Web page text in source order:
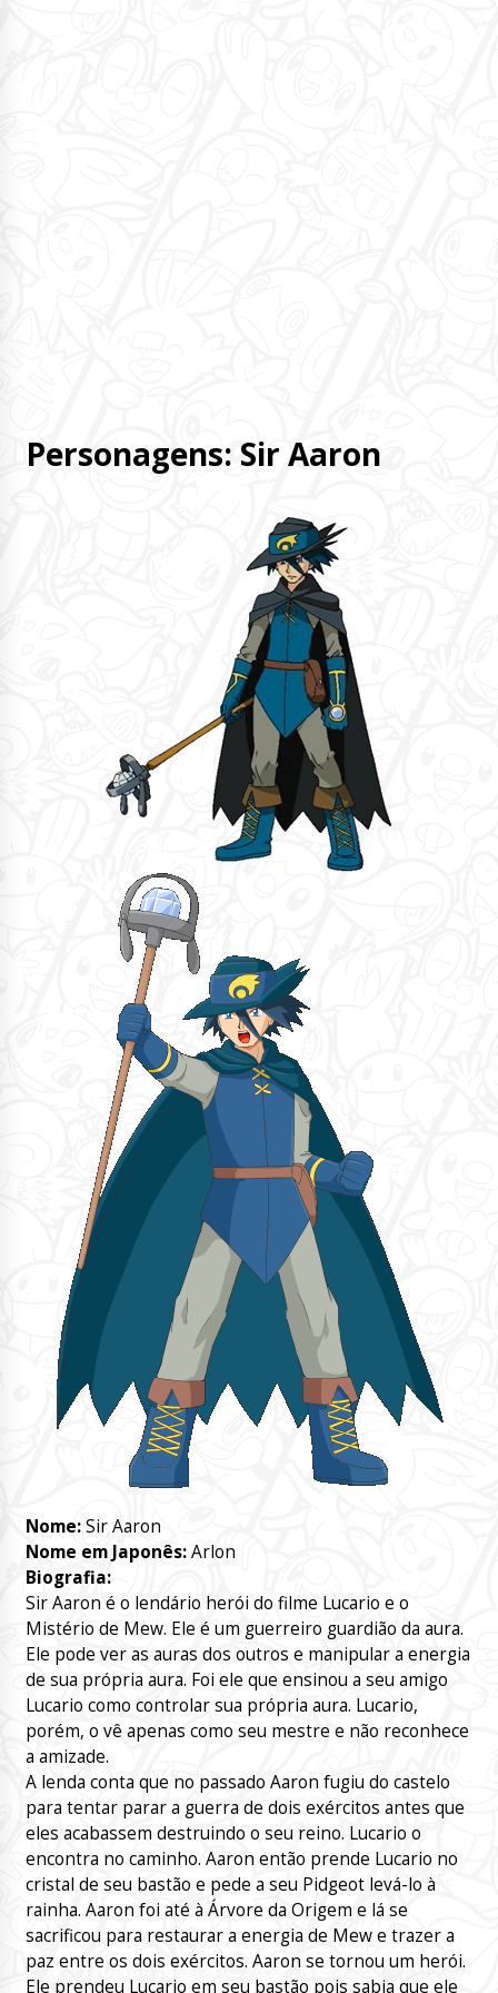
Personagens: Sir Aaron
Nome:Sir Aaron
Nome em Japonês:Arlon
Biografia:
Sir Aaron é o lendário herói do filme Lucario e o
Mistério de Mew. Ele é um guerreiro guardião da aura.
Ele pode ver as auras dos outros e manipular a energia
de sua própria aura. Foi ele que ensinou a seu amigo
Lucario como controlar sua própria aura. Lucario,
porém, o vê apenas como seu mestre e não reconhece
a amizade.
A lenda conta que no passado Aaron fugiu do castelo
para tentar parar a guerra de dois exércitos antes que
eles acabassem destruindo o seu reino. Lucario o
encontra no caminho. Aaron então prende Lucario no
cristal de seu bastão e pede a seu Pidgeot levá-lo à
rainha. Aaron foi até à Árvore da Origem e lá se
sacrificou para restaurar a energia de Mew e trazer a
paz entre os dois exércitos. Aaron se tornou um herói.
Ele prendeu Lucario em seu bastão pois sabia que ele